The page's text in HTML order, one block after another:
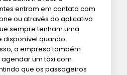
entram em contato com
ou através do aplicativo
sempre tenham uma
disponível quando
a empresa também
um táxi com
que os passageiros